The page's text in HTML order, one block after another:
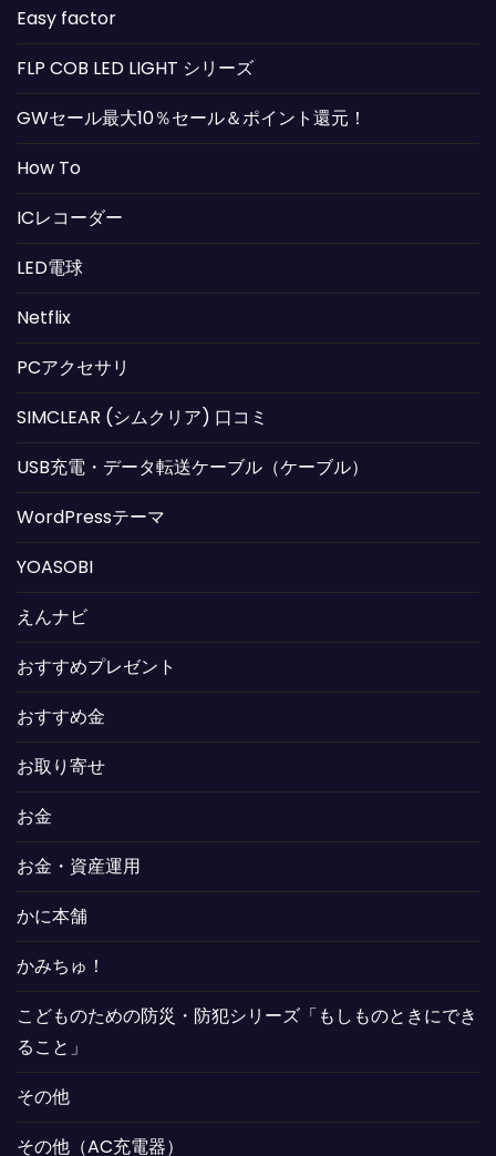
Easy factor
FLP COB LED LIGHT シリーズ
GWセール最大10％セール＆ポイント還元！
How To
ICレコーダー
LED電球
Netflix
PCアクセサリ
SIMCLEAR (シムクリア) 口コミ
USB充電・データ転送ケーブル（ケーブル）
WordPressテーマ
YOASOBI
えんナビ
おすすめプレゼント
おすすめ金
お取り寄せ
お金
お金・資産運用
かに本舗
かみちゅ！
こどものための防災・防犯シリーズ「もしものときにでき
ること」
その他
その他（AC充電器）